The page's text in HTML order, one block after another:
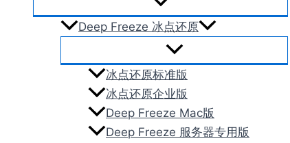
Deep Freeze 冰点还原
冰点还原标准版
冰点还原企业版
Deep Freeze Mac版
Deep Freeze 服务器专用版